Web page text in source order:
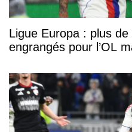
Ligue Europa : plus de
engrangés pour l’OL